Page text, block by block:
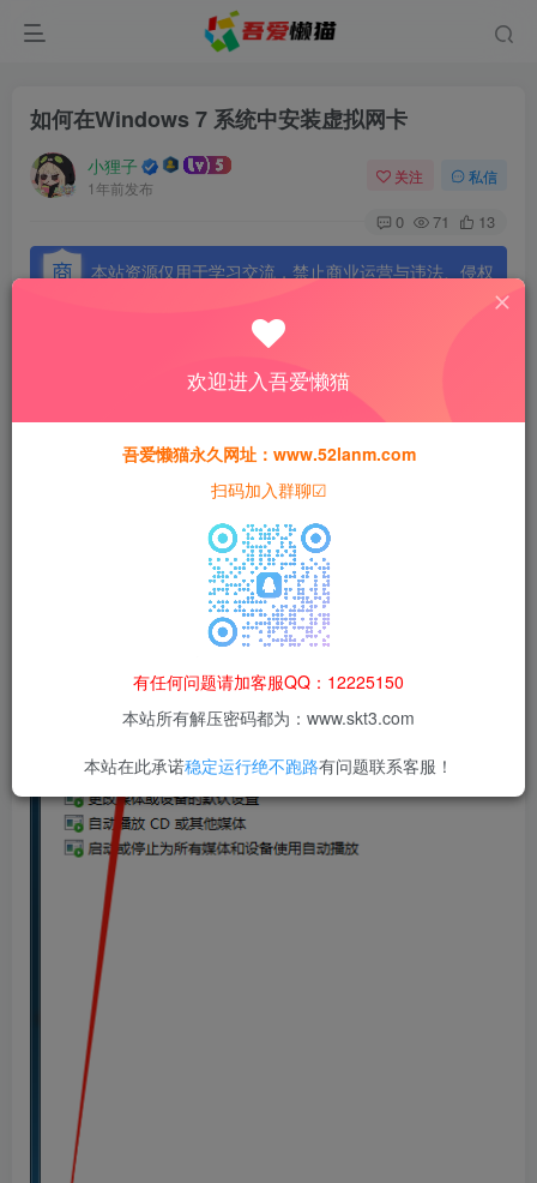
如何在Windows 7 系统中安装虚拟网卡
小狸子
1年前发布
关注 私信
0 71 13
本站资源仅用于学习交流，禁止商业运营与违法、侵权
果由使用者自行承担。
如何在Windows 7 系统中安装虚拟网卡
1、在电脑左下角输入【运行】，双击打开。
欢迎进入吾爱懒猫
吾爱懒猫永久网址：www.52lanm.com
扫码加入群聊☑
有任何问题请加客服QQ：12225150
本站所有解压密码都为：www.skt3.com
本站在此承诺稳定运行绝不跑路有问题联系客服！